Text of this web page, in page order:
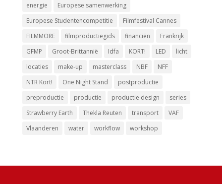
energie
Europese samenwerking
Europese Studentencompetitie
Filmfestival Cannes
FILMMORE
filmproductiegids financiën
Frankrijk
GFMP
Groot-Brittannië Idfa KORT! LED
licht
locaties
make-up masterclass NBF
NFF
NTR Kort!
One Night Stand
postproductie
preproductie
productie productie design
series
Strawberry Earth
Thekla Reuten transport
VAF
Vlaanderen
water workflow workshop